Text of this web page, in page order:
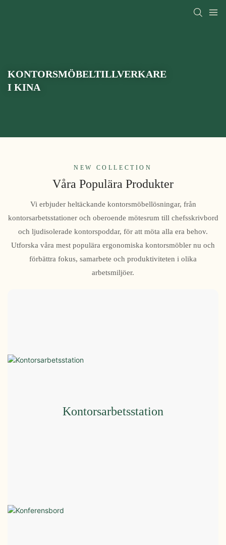
KONTORSMÖBELTILLVERKARE
I KINA
NEW COLLECTION
Våra Populära Produkter
Vi erbjuder heltäckande kontorsmöbellösningar, från
kontorsarbetsstationer och oberoende mötesrum till chefsskrivbord
och ljudisolerade kontorspoddar, för att möta alla era behov.
Utforska våra mest populära ergonomiska kontorsmöbler nu och
förbättra fokus, samarbete och produktiviteten i olika
arbetsmiljöer.
Kontorsarbetsstation